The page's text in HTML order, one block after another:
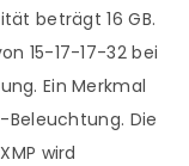
beträgt 16 GB.
15-17-17-32 bei
Ein Merkmal
Beleuchtung. Die
wird